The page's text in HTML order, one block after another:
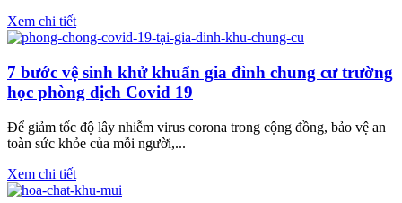
Xem chi tiết
7 bước vệ sinh khử khuẩn gia đình chung cư trường
học phòng dịch Covid 19
Để giảm tốc độ lây nhiễm virus corona trong cộng đồng, bảo vệ an
toàn sức khỏe của mỗi người,...
Xem chi tiết